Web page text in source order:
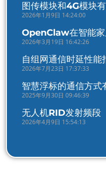
图传模块和4G模块
2026年1月9日 14:24:00
OpenClaw在智能家
2026年3月19日 16:42:26
自组网通信时延性能
2026年7月23日 17:37:33
智慧浮标的通信方式
2025年9月30日 09:46:39
无人机RID发射频段
2026年4月9日 15:54:13